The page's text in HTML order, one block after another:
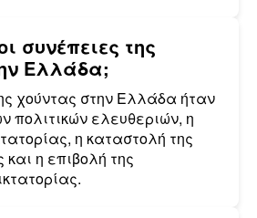
συνέπειες της
Ελλάδα;
χούντας στην Ελλάδα ήταν
πολιτικών ελευθεριών, η
η καταστολή της
και η επιβολή της